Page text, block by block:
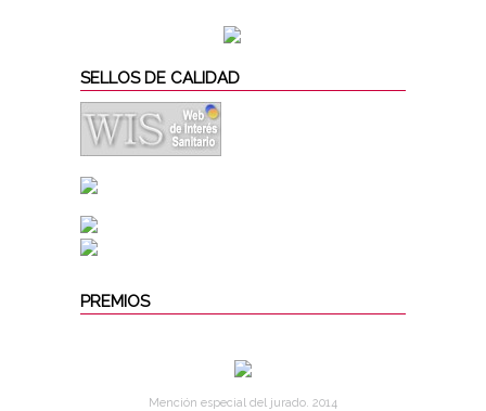
SELLOS DE CALIDAD
PREMIOS
Mención especial del jurado. 2014